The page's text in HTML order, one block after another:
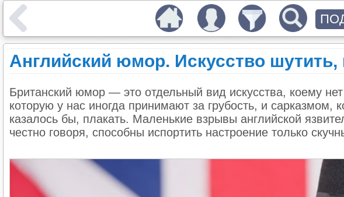
Английский юмор. Искусство шутить,
Британский юмор — это отдельный вид искусства, коему
которую у нас иногда принимают за грубость, и сарказмом,
казалось бы, плакать. Маленькие взрывы английской
честно говоря, способны испортить настроение только